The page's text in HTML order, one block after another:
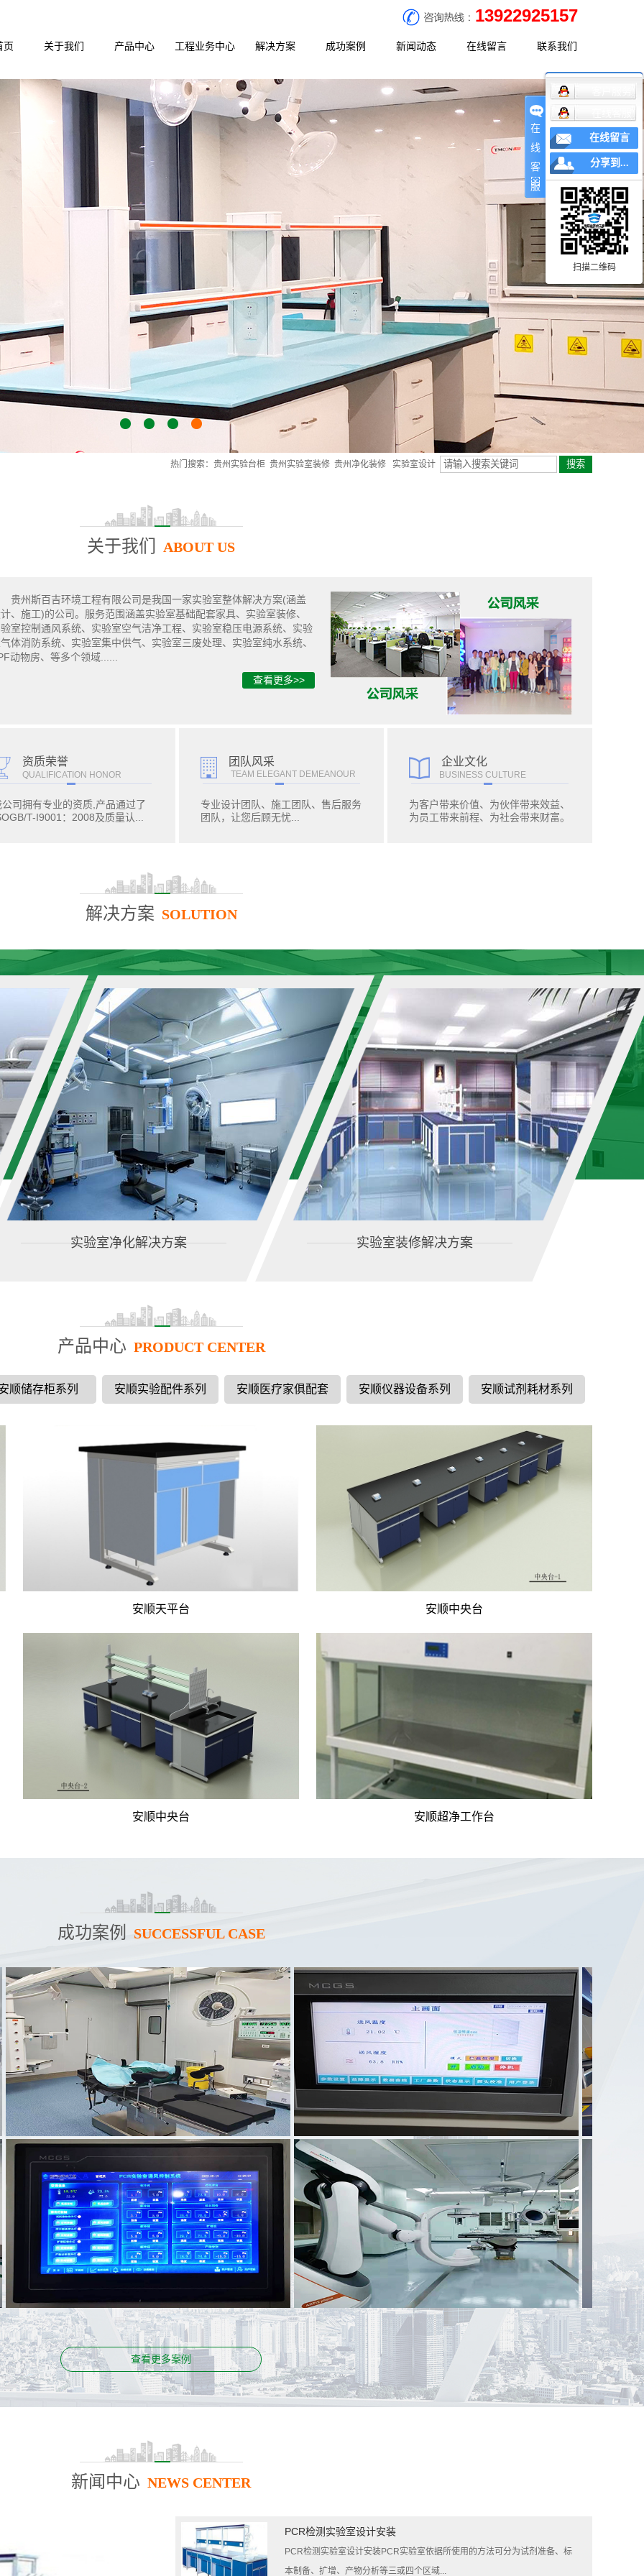
13922925157
页 关于我们
公司介绍
企业文化
荣誉资质
产品中心
安顺实验台系列
安顺通风产品系列
安顺储存柜系列
安顺实验配件系列
安顺医疗家俱配套
安顺仪器设备系列
安顺试剂耗材系列
安顺实验室设计
安顺PCR实验室设计施工
工程业务中心
实验室装修
实验室通风
实验室净化
实验室家具
手术室ICU
废气废水处理
解决方案
实验室装修解决方案
实验室净化解决方案
实验室通风解决方案
成功案例
工程案例
新闻动态
公司新闻
行业新闻
常见问题
在线留言 联系我们
联系方式
地理位置
热门搜索： 贵州实验台柜 贵州实验室装修 贵州净化装修 实验室设计
关于我们 ABOUT US
贵州斯百吉环境工程有限公司是我国一家实验室整体解决方案(涵盖
、施工)的公司。服务范围涵盖实验室基础配套家具、实验室装修、
室控制通风系统、实验室空气洁净工程、实验室稳压电源系统、实验
体消防系统、实验室集中供气、实验室三废处理、实验室纯水系统、
动物房、等多个领域......
查看更多>>
资质荣誉
QUALIFICATION HONOR
公司拥有专业的资质,产品通过了
T-I9001：2008及质量认...
团队风采
TEAM ELEGANT DEMEANOUR
专业设计团队、施工团队、售后服务
团队，让您后顾无忧...
企业文化
BUSINESS CULTURE
为客户带来价值、为伙伴带来效益、
为员工带来前程、为社会带来财富。
解决方案 SOLUTION
实验室净化解决方案 实验室装修解决方案
产品中心 PRODUCT CENTER
顺储存柜系列 安顺实验配件系列 安顺医疗家俱配套 安顺仪器设备系列 安顺试剂耗材系列
安顺天平台 安顺中央台
安顺中央台 安顺超净工作台
成功案例 SUCCESSFUL CASE
：
：贵州医科大学第二附属医院PCR实验室
案例名称：大自然科技股份有限公司 案例名称：
案例名称： 武冈市人民医院DSA手术室 案例名称： 邵阳市疾
查看更多案例
新闻中心 NEWS CENTER
PCR检测实验室设计安装
PCR检测实验室设计安装PCR实验室依据所使用的方法可分为试剂准备、标
本制备、扩增、产物分析等三或四个区域...
在
线
客
服
在线留言
分享到...
扫描二维码